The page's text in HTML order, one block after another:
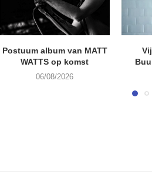
Postuum album van MATT
WATTS op komst
06/08/2026